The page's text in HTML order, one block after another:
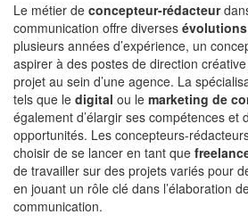
Le métier de concepteur-rédacteur
communication offre diverses
plusieurs années d’expérience, un
aspirer à des postes de direction
projet au sein d’une agence. La
tels que le digital ou le marketing de
également d’élargir ses compétences et
opportunités. Les concepteurs-
choisir de se lancer en tant que
de travailler sur des projets variés pour
en jouant un rôle clé dans l’élaboration
communication.